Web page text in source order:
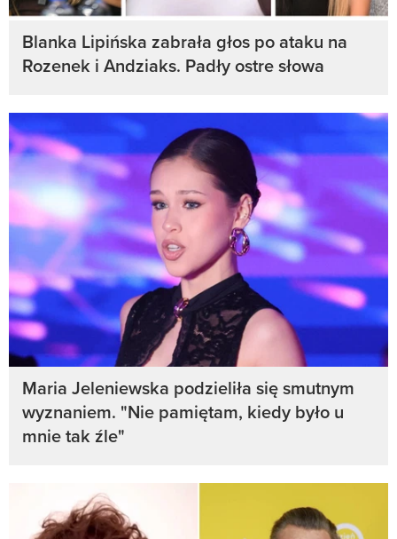
Blanka Lipińska zabrała głos po ataku na
Rozenek i Andziaks. Padły ostre słowa
Maria Jeleniewska podzieliła się smutnym
wyznaniem. "Nie pamiętam, kiedy było u
mnie tak źle"